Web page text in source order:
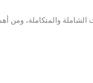
الشاملة والمتكاملة، ومن